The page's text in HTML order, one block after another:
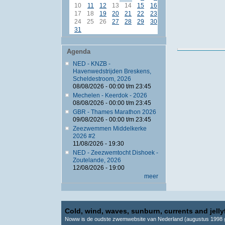
10
11 12 13 14 15
16
17
18 19 20 21 22
23
24
25 26 27 28 29
30
31
Agenda
NED - KNZB -
Havenwedstrijden Breskens,
Scheldestroom, 2026
08/08/2026 - 00:00t/m 23:45
Mechelen - Keerdok - 2026
08/08/2026 - 00:00t/m 23:45
GBR - Thames Marathon 2026
09/08/2026 - 00:00t/m 23:45
Zeezwemmen Middelkerke
2026 #2
11/08/2026 - 19:30
NED - Zeezwemtocht Dishoek -
Zoutelande, 2026
12/08/2026 - 19:00
meer
Cold, wind, waves, sunburn, currents and
Noww is de oudste zwemwebsite van Nederland (augustus 1998